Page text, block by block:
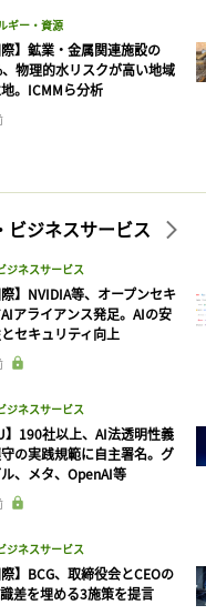
ギー・資源
際】鉱業・金属関連施設の
物理的水リスクが高い地域
。ICMMら分析
ビジネスサービス
ジネスサービス
際】NVIDIA等、オープンセキ
アライアンス発足。AIの安
セキュリティ向上
ジネスサービス
】190社以上、AI法透明性義
の実践規範に自主署名。グ
、メタ、OpenAI等
ジネスサービス
際】BCG、取締役会とCEOの
差を埋める3施策を提言
記事
ログイ